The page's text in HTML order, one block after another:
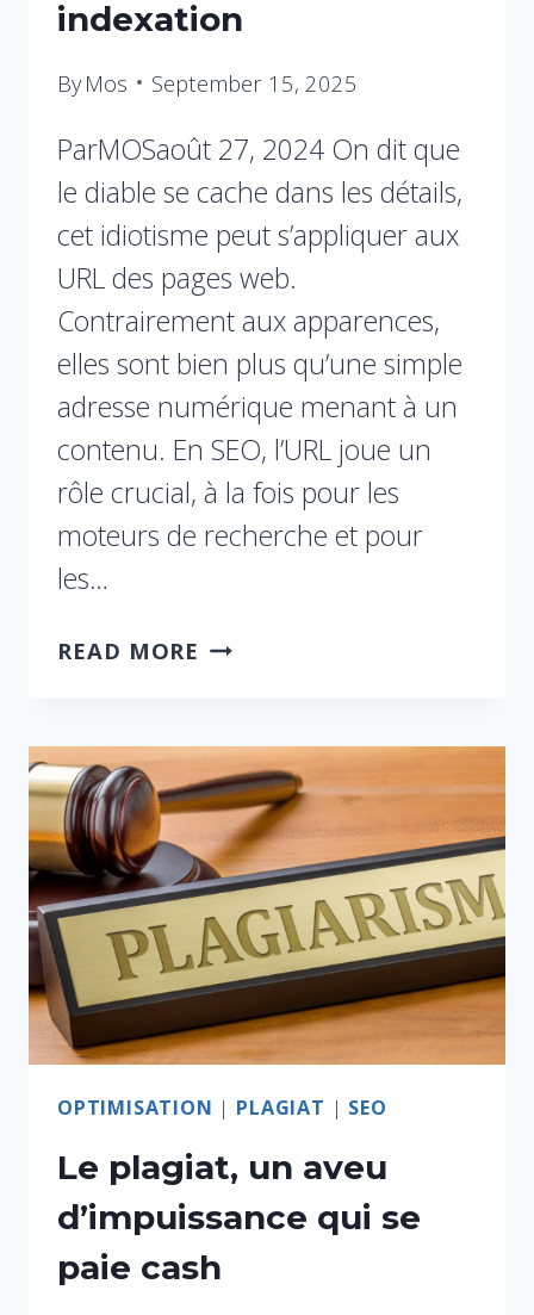
indexation
By Mos September 15, 2025
ParMOSaoût 27, 2024 On dit que
le diable se cache dans les détails,
cet idiotisme peut s’appliquer aux
URL des pages web.
Contrairement aux apparences,
elles sont bien plus qu’une simple
adresse numérique menant à un
contenu. En SEO, l’URL joue un
rôle crucial, à la fois pour les
moteurs de recherche et pour
les…
READ MORE
OPTIMISATION | PLAGIAT | SEO
Le plagiat, un aveu
d’impuissance qui se
paie cash